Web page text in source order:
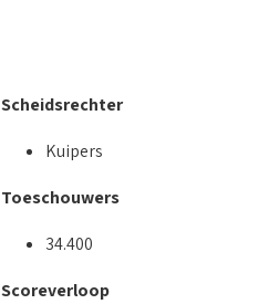
Scheidsrechter
Kuipers
Toeschouwers
34.400
Scoreverloop